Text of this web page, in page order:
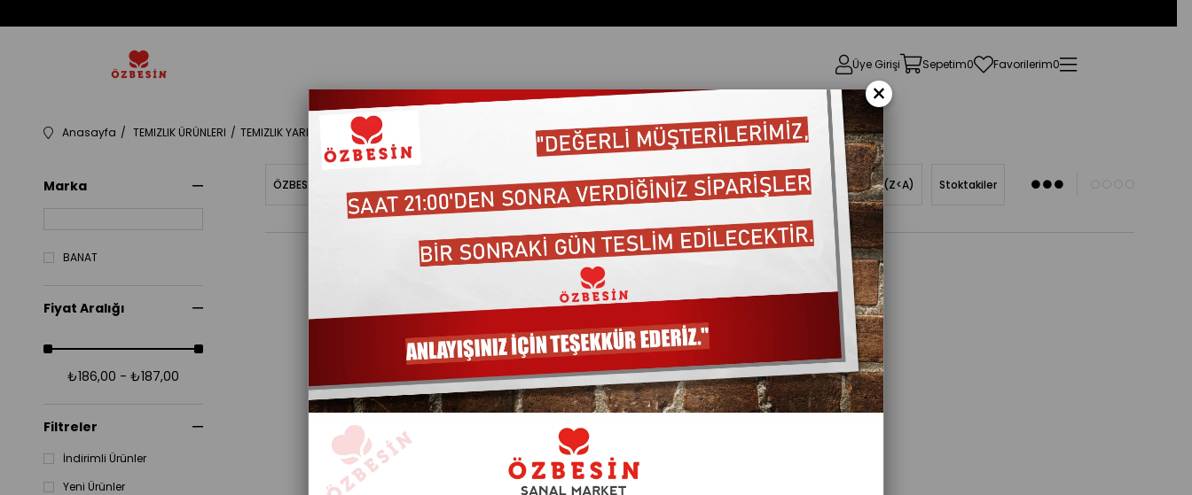
Üye Girişi Sepetim0 Favorilerim0
Anasayfa TEMIZLIK ÜRÜNLERI TEMIZLIK YARDIMCILARI 103006
Marka
BANAT
Fiyat Aralığı
₺186,00 - ₺187,00
Filtreler
İndirimli Ürünler
Yeni Ürünler
ÖZBESINBAKIYE Fiyata Göre (Artan) Fiyata Göre (Azalan) Ürün Adına Göre (A>Z) Ürün Adına Göre (Z<A) Stoktakiler
×